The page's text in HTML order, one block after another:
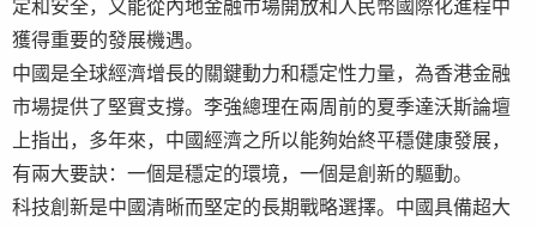
定和安全，又能從內地金融市場開放和人民幣國際化進程中
獲得重要的發展機遇。
中國是全球經濟增長的關鍵動力和穩定性力量，為香港金融
市場提供了堅實支撐。李強總理在兩周前的夏季達沃斯論壇
上指出，多年來，中國經濟之所以能夠始終平穩健康發展，
有兩大要訣：一個是穩定的環境，一個是創新的驅動。
科技創新是中國清晰而堅定的長期戰略選擇。中國具備超大